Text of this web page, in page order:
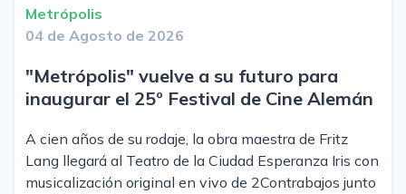
Metrópolis
04 de Agosto de 2026
"Metrópolis" vuelve a su futuro para
inaugurar el 25º Festival de Cine Alemán
A cien años de su rodaje, la obra maestra de Fritz
Lang llegará al Teatro de la Ciudad Esperanza Iris con
musicalización original en vivo de 2Contrabajos junto